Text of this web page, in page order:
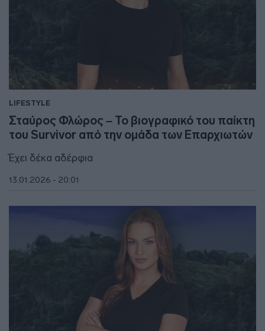
LIFESTYLE
Σταύρος Φλώρος – Το βιογραφικό του παίκτη
του Survivor από την ομάδα των Επαρχιωτών
Έχει δέκα αδέρφια
13.01.2026 - 20:01